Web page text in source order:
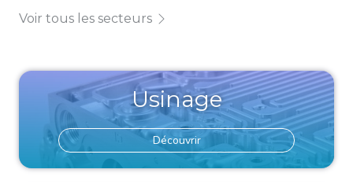
Voir tous les secteurs
Usinage
Découvrir